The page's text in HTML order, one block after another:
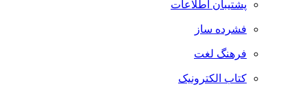
پشتیبان اطلاعات
فشرده ساز
فرهنگ لغت
کتاب الکترونیک